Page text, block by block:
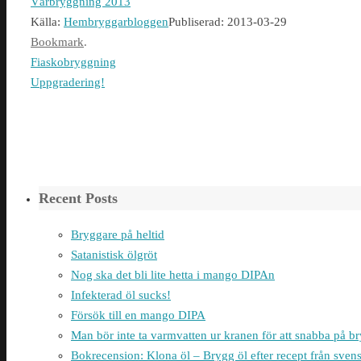
Källa: HembryggarbloggenPubliserad: 2013-03-29
Bookmark.
Fiaskobryggning
Uppgradering!
Recent Posts
Bryggare på heltid
Satanistisk ölgröt
Nog ska det bli lite hetta i mango DIPAn
Infekterad öl sucks!
Försök till en mango DIPA
Man bör inte ta varmvatten ur kranen för att snabba på
Bokrecension: Klona öl – Brygg öl efter recept från